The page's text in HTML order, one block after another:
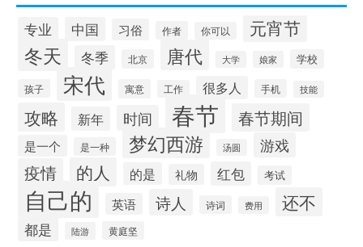
专业 中国 习俗 作者 你可以 元宵节
冬天 冬季 北京 唐代 大学 娘家 学校
孩子 宋代 寓意 工作 很多人 手机 技能
攻略 新年 时间 春节 春节期间
是一个 是一种 梦幻西游 汤圆 游戏
疫情 的人 的是 礼物 红包 考试
自己的 英语 诗人 诗词 费用 还不
都是 陆游 黄庭坚